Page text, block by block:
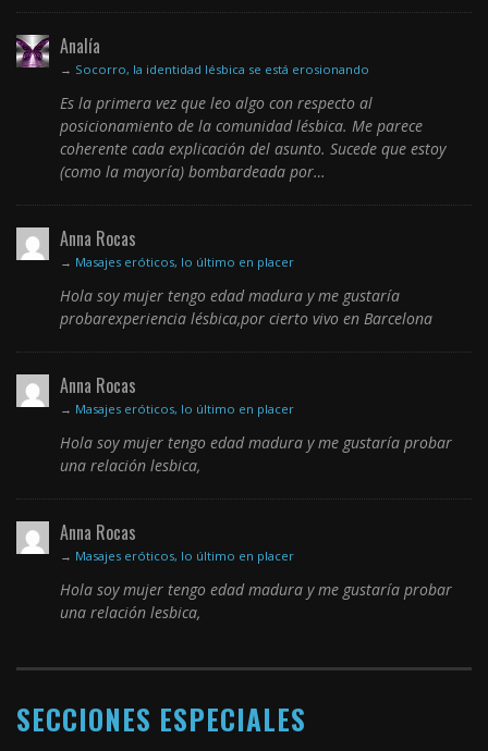
Analía
→ Socorro, la identidad lésbica se está erosionando
Es la primera vez que leo algo con respecto al
posicionamiento de la comunidad lésbica. Me parece
coherente cada explicación del asunto. Sucede que estoy
(como la mayoría) bombardeada por…
Anna Rocas
→ Masajes eróticos, lo último en placer
Hola soy mujer tengo edad madura y me gustaría
probarexperiencia lésbica,por cierto vivo en Barcelona
Anna Rocas
→ Masajes eróticos, lo último en placer
Hola soy mujer tengo edad madura y me gustaría probar
una relación lesbica,
Anna Rocas
→ Masajes eróticos, lo último en placer
Hola soy mujer tengo edad madura y me gustaría probar
una relación lesbica,
SECCIONES ESPECIALES